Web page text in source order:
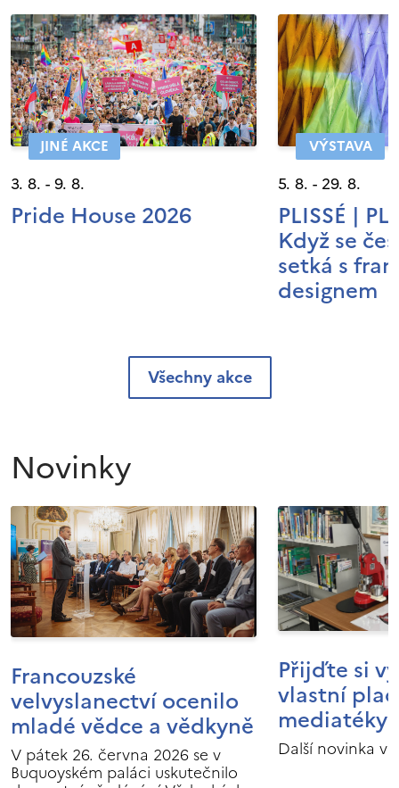
JINÉ AKCE
3. 8. - 9. 8.
Pride House 2026
VÝSTAVA
5. 8. - 29. 8.
PLISSÉ |
Když se
setká s
designem
Všechny akce
Novinky
Francouzské
velvyslanectví ocenilo
mladé vědce a vědkyně
V pátek 26. června 2026 se v
Buquoyském paláci uskutečnilo
Přijďte si
vlastní
mediatéky
Další novinka v